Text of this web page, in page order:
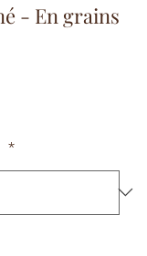
- En grains
*